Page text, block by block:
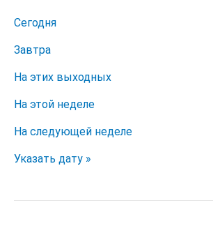
Сегодня
Завтра
На этих выходных
На этой неделе
На следующей неделе
Указать дату »